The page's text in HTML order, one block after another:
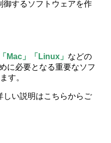
御するソフトウェアを作
Mac」「Linux」 などの
に必要となる重要なソフ
す。
しい説明はこちらからご